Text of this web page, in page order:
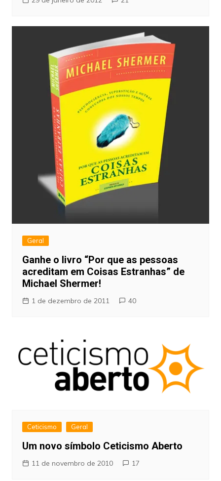
Geral
Ganhe o livro “Por que as pessoas
acreditam em Coisas Estranhas” de
Michael Shermer!
1 de dezembro de 2011 40
Ceticismo Geral
Um novo símbolo Ceticismo Aberto
11 de novembro de 2010 17